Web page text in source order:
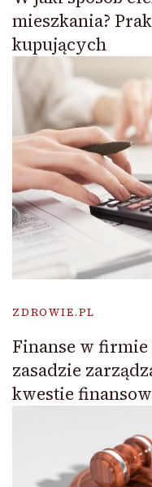
mieszkania?
kupujących
ZDROWIE.PL
Finanse w
zasadzie
kwestie